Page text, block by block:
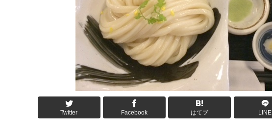
Twitter Facebook はてブ LINE